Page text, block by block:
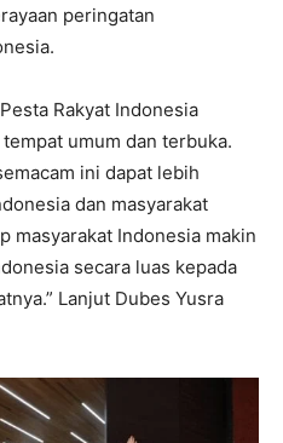
peringatan
Rakyat Indonesia
umum dan terbuka.
ini dapat lebih
dan masyarakat
masyarakat Indonesia makin
secara luas kepada
Lanjut Dubes Yusra